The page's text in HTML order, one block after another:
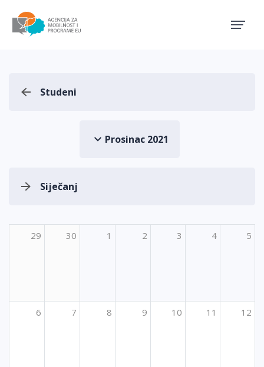
Studeni
Prosinac 2021
Siječanj
29 30 1 2 3 4 5
6 7 8 9 10 11 12